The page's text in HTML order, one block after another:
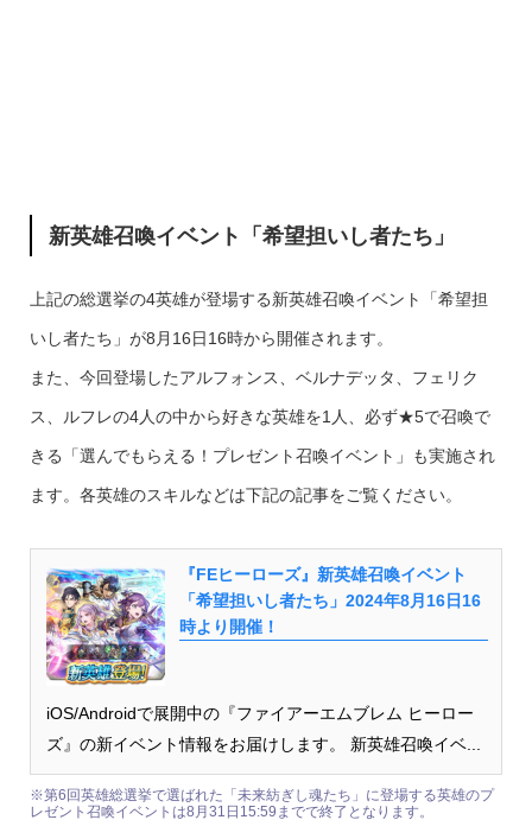
新英雄召喚イベント「希望担いし者たち」
上記の総選挙の4英雄が登場する新英雄召喚イベント「希望担
いし者たち」が8月16日16時から開催されます。
また、今回登場したアルフォンス、ベルナデッタ、フェリク
ス、ルフレの4人の中から好きな英雄を1人、必ず★5で召喚で
きる「選んでもらえる！プレゼント召喚イベント」も実施され
ます。各英雄のスキルなどは下記の記事をご覧ください。
『FEヒーローズ』新英雄召喚イベント
「希望担いし者たち」2024年8月16日16
時より開催！
iOS/Androidで展開中の『ファイアーエムブレム ヒーロー
ズ』の新イベント情報をお届けします。 新英雄召喚イベ...
※第6回英雄総選挙で選ばれた「未来紡ぎし魂たち」に登場する英雄のプ
レゼント召喚イベントは8月31日15:59までで終了となります。